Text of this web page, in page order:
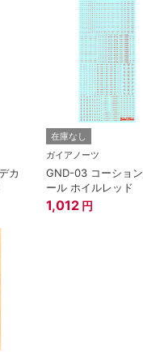
カ
在庫なし
ガイアノーツ
GND-03 コーショ
ール ホイルレッド
1,012 円